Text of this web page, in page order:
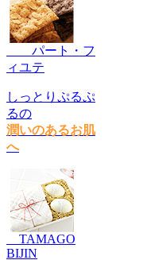
パート・フ
ィユテ
しっとりぷるぷ
るの
潤いのあるお肌
へ
TAMAGO
BIJIN